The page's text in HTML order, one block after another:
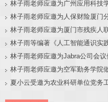
林子雨老师应邀为广州应用科技
林子雨等编著《人工智能通识实
林子雨老师应邀为Jabra公司会
林子雨老师应邀为空军勤务学院
夏小云受邀为农业科研单位党务